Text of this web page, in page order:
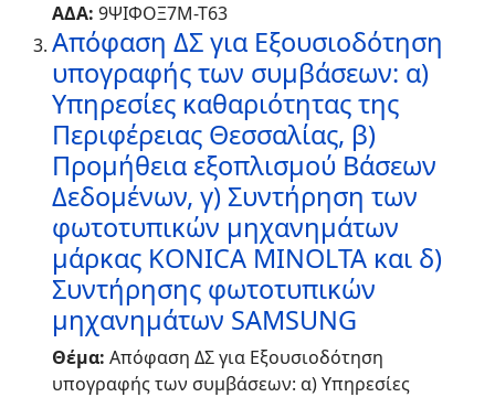
ΑΔΑ: 9ΨΙΦΟΞ7Μ-Τ63
Απόφαση ΔΣ για Εξουσιοδότηση
υπογραφής των συμβάσεων: α)
Υπηρεσίες καθαριότητας της
Περιφέρειας Θεσσαλίας, β)
Προμήθεια εξοπλισμού Βάσεων
Δεδομένων, γ) Συντήρηση των
φωτοτυπικών μηχανημάτων
μάρκας KONICA MINOLTA και δ)
Συντήρησης φωτοτυπικών
μηχανημάτων SAMSUNG
Θέμα: Απόφαση ΔΣ για Εξουσιοδότηση
υπογραφής των συμβάσεων: α) Υπηρεσίες